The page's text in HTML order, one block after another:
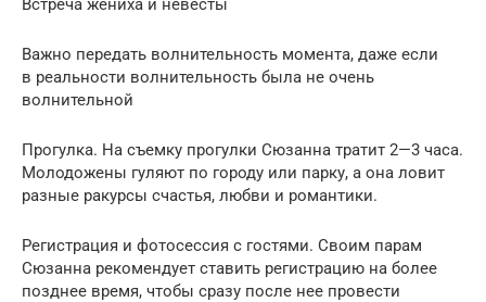
Встреча жениха и невесты
Важно передать волнительность момента, даже если
в реальности волнительность была не очень
волнительной
Прогулка. На съемку прогулки Сюзанна тратит 2—3 часа.
Молодожены гуляют по городу или парку, а она ловит
разные ракурсы счастья, любви и романтики.
Регистрация и фотосессия с гостями. Своим парам
Сюзанна рекомендует ставить регистрацию на более
позднее время, чтобы сразу после нее провести